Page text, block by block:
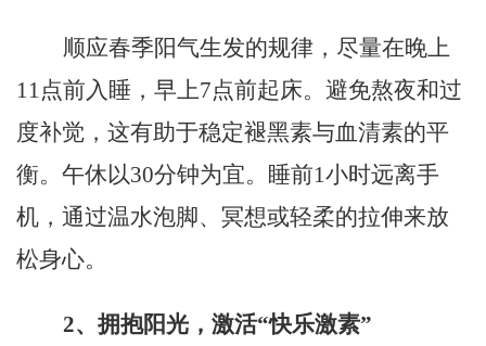
顺应春季阳气生发的规律，尽量在晚上
11点前入睡，早上7点前起床。避免熬夜和过
度补觉，这有助于稳定褪黑素与血清素的平
衡。午休以30分钟为宜。睡前1小时远离手
机，通过温水泡脚、冥想或轻柔的拉伸来放
松身心。
2、 拥抱阳光，激活“快乐激素”